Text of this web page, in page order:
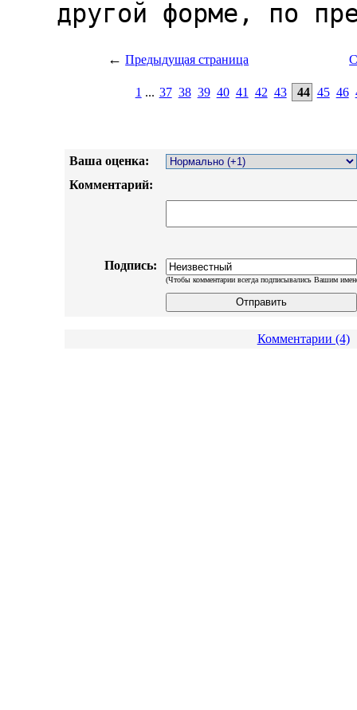
← Предыдущая страница
1 ... 37 38 39 40 41 42 43 44 45 46
Ваша оценка:
Комментарий:
Подпись:
(Чтобы комментарии всегда подписывались Вашим
Комментарии (4)